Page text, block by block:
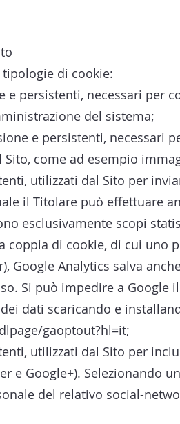
di cookie:
e persistenti, necessari per
del sistema;
e persistenti, necessari
come ad esempio
utilizzati dal Sito per
il Titolare può effettuare
esclusivamente scopi
coppia di cookie, di cui uno
Google Analytics salva
Si può impedire a
dati scaricando e
gaoptout?hl=it;
utilizzati dal Sito per
e Google+). Selezionando
del relativo social-